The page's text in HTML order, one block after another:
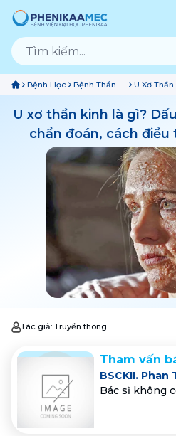
Bệnh Học
Bệnh Thần
Kinh - Tinh
Thần
U Xơ
Bệnh
U xơ thần kinh là gì?
chẩn đoán, cách
Tác giả: Truyền thông
Tham vấn
BSCKII.
Bác sĩ không